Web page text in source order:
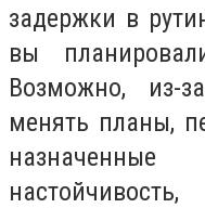
задержки в
вы
Возможно, из-
менять планы,